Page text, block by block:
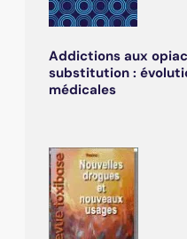
Addictions aux
substitution :
médicales